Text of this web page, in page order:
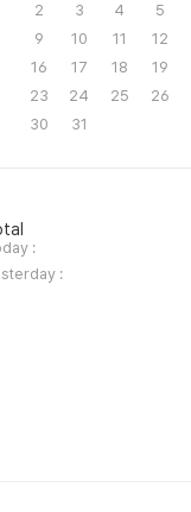
2
3 4 5
9
10 11 12
16
17 18 19
23
24 25 26
30
31
:
: